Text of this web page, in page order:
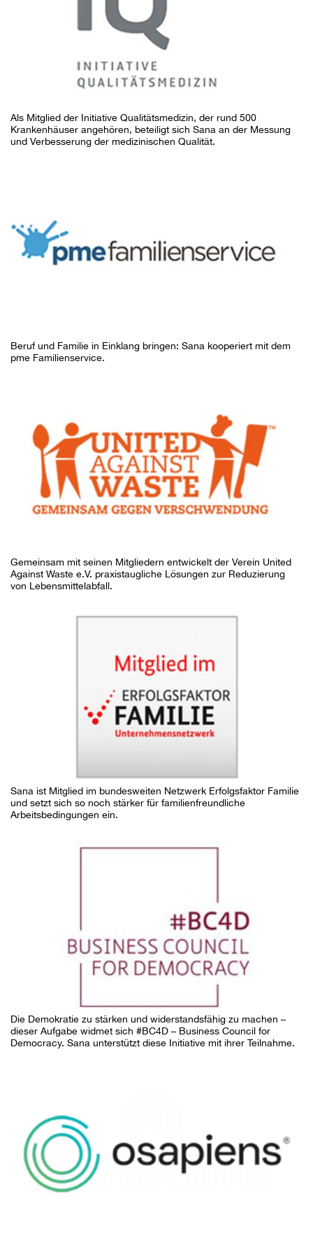
Als Mitglied der Initiative Qualitätsmedizin, der rund 500
Krankenhäuser angehören, beteiligt sich Sana an der Messung
und Verbesserung der medizinischen Qualität.
Beruf und Familie in Einklang bringen: Sana kooperiert mit dem
pme Familienservice.
Gemeinsam mit seinen Mitgliedern entwickelt der Verein United
Against Waste e.V. praxistaugliche Lösungen zur Reduzierung
von Lebensmittelabfall.
Sana ist Mitglied im bundesweiten Netzwerk Erfolgsfaktor Familie
und setzt sich so noch stärker für familienfreundliche
Arbeitsbedingungen ein.
Die Demokratie zu stärken und widerstandsfähig zu machen –
dieser Aufgabe widmet sich #BC4D – Business Council for
Democracy. Sana unterstützt diese Initiative mit ihrer Teilnahme.